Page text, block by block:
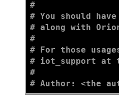
#
# You should
# along with
#
# For those
# iot_support at
#
# Author: <the